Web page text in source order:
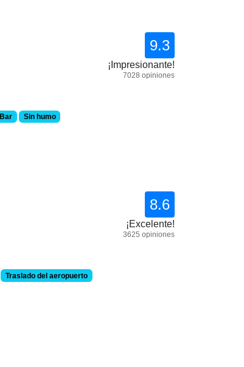
Bar
Sin humo
9.3
¡Impresionante!
7028 opiniones
Traslado del aeropuerto
8.6
¡Excelente!
3625 opiniones